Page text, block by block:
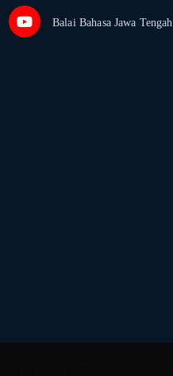
Balai Bahasa Jawa Tengah